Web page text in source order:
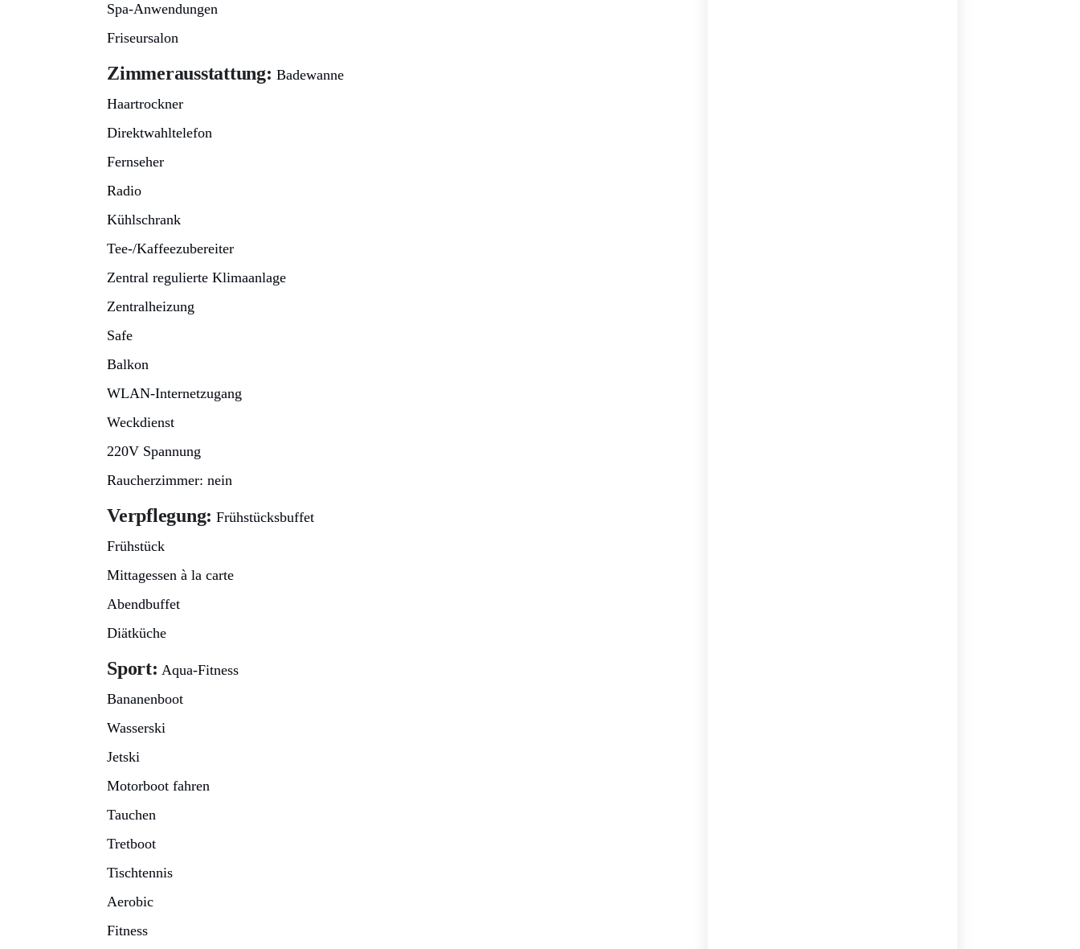
Spa-Anwendungen
Friseursalon
Zimmerausstattung: Badewanne
Haartrockner
Direktwahltelefon
Fernseher
Radio
Kühlschrank
Tee-/Kaffeezubereiter
Zentral regulierte Klimaanlage
Zentralheizung
Safe
Balkon
WLAN-Internetzugang
Weckdienst
220V Spannung
Raucherzimmer: nein
Verpflegung: Frühstücksbuffet
Frühstück
Mittagessen à la carte
Abendbuffet
Diätküche
Sport: Aqua-Fitness
Bananenboot
Wasserski
Jetski
Motorboot fahren
Tauchen
Tretboot
Tischtennis
Aerobic
Fitness